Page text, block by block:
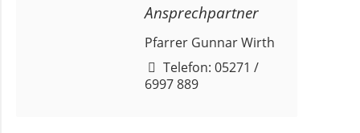
Ansprechpartner
Pfarrer Gunnar Wirth
Telefon: 05271 /
6997 889